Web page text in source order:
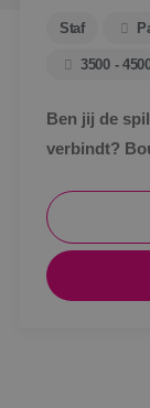
Staf
3500 -
Ben jij de
verbindt?
BINK.&nbsp;